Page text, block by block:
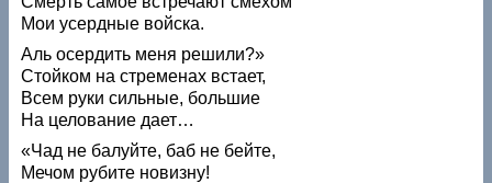
Мои усердные войска.
Аль осердить меня решили?»
Стойком на стременах встает,
Всем руки сильные, большие
На целование дает…
«Чад не балуйте, баб не бейте,
Мечом рубите новизну!